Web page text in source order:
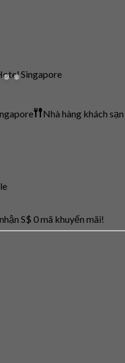
Singapore
Nhà hàng khách sạn
S$ 0 mã khuyến mãi!